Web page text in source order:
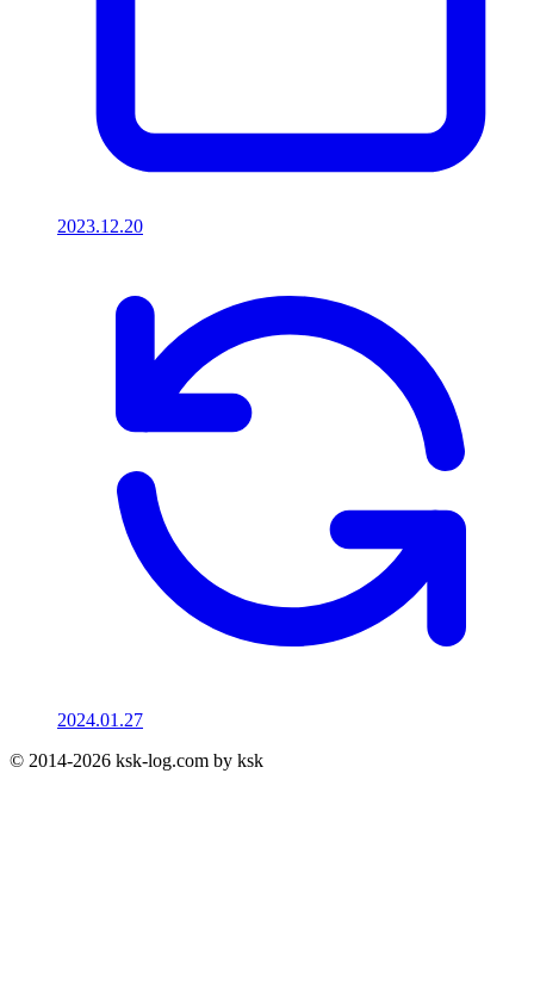
2023.12.20
2024.01.27
© 2014-2026 ksk-log.com by ksk